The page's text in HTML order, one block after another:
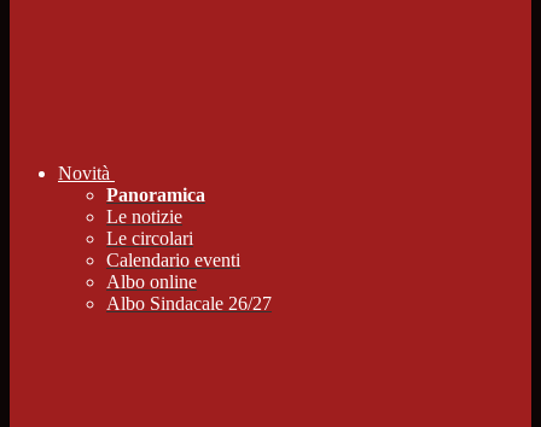
Novità
Panoramica
Le notizie
Le circolari
Calendario eventi
Albo online
Albo Sindacale 26/27